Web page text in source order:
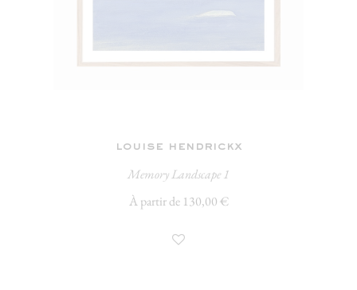
louise hendrickx
Memory Landscape 1
À partir de 130,00 €